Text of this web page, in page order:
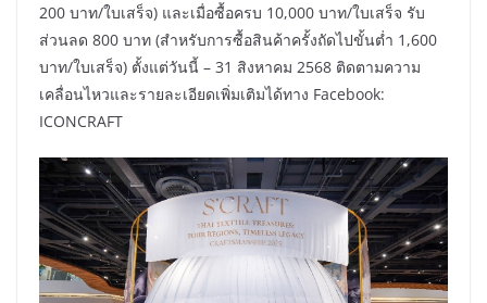
200 บาท/ใบเสร็จ) และเมื่อซื้อครบ 10,000 บาท/ใบเสร็จ รับ
ส่วนลด 800 บาท (สำหรับการซื้อสินค้าครั้งถัดไปขั้นต่ำ 1,600
บาท/ใบเสร็จ) ตั้งแต่วันนี้ – 31 สิงหาคม 2568 ติดตามความ
เคลื่อนไหวและรายละเอียดเพิ่มเติมได้ทาง Facebook:
ICONCRAFT